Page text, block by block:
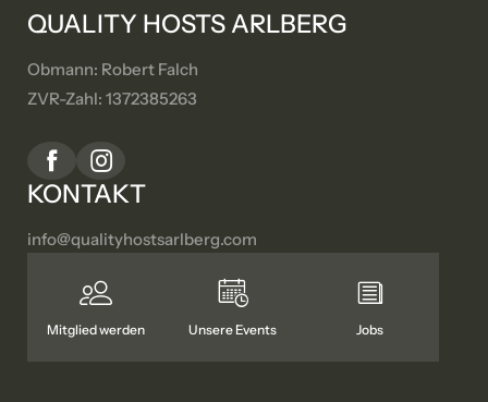
QUALITY HOSTS ARLBERG
Obmann: Robert Falch
ZVR-Zahl: 1372385263
KONTAKT
info@qualityhostsarlberg.com
Mitglied werden Unsere Events Jobs